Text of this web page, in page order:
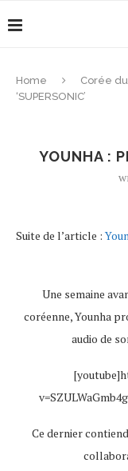
Home Corée
‘SUPERSONIC’
YOUNHA :
Suite de l’article :
Une semaine
coréenne, Younha
audio de
Ce dernier